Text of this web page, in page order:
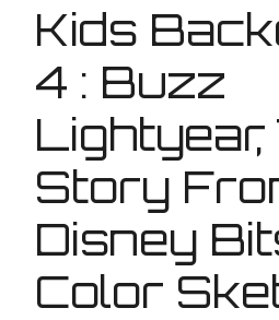
Kids
4 : Buzz
Lightyear,
Story
Disney
Color